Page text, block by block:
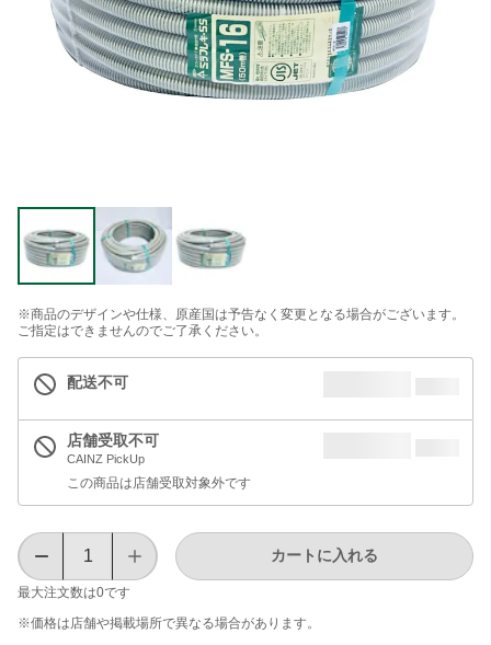
※商品のデザインや仕様、原産国は予告なく変更となる場合がございます。
ご指定はできませんのでご了承ください。
配送不可
店舗受取不可
CAINZ PickUp
この商品は店舗受取対象外です
最大注文数は0です
カートに入れる
※価格は​店舗や​掲載場所で​異なる​場合が​あります。